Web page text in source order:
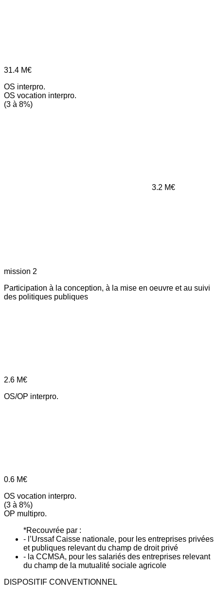
31.4 M€
OS interpro.
OS vocation interpro.
(3 à 8%)
3.2 M€
mission 2
Participation à la conception, à la mise en oeuvre et au suivi
des politiques publiques
2.6 M€
OS/OP interpro.
0.6 M€
OS vocation interpro.
(3 à 8%)
OP multipro.
*Recouvrée par :
- l’Urssaf Caisse nationale, pour les entreprises privées
et publiques relevant du champ de droit privé
- la CCMSA, pour les salariés des entreprises relevant
du champ de la mutualité sociale agricole
DISPOSITIF CONVENTIONNEL